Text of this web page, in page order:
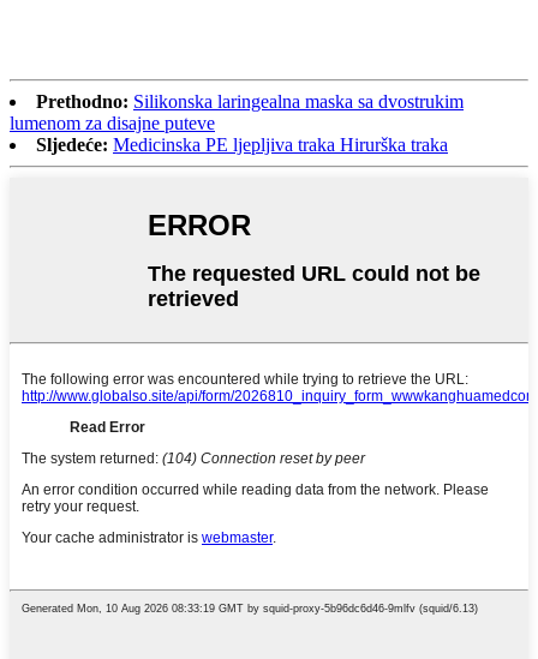
Prethodno: Silikonska laringealna maska ​​sa dvostrukim
lumenom za disajne puteve
Sljedeće: Medicinska PE ljepljiva traka Hirurška traka